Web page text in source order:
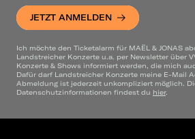
JETZT ANMELDEN
Ich möchte den Ticketalarm für MAËL & JONAS
Landstreicher Konzerte u.a. per Newsletter über
Konzerte & Shows informiert werden, die mich
Dafür darf Landstreicher Konzerte meine E-Mail
Abmeldung ist jederzeit unkompliziert möglich.
Datenschutzinformationen findest du hier.